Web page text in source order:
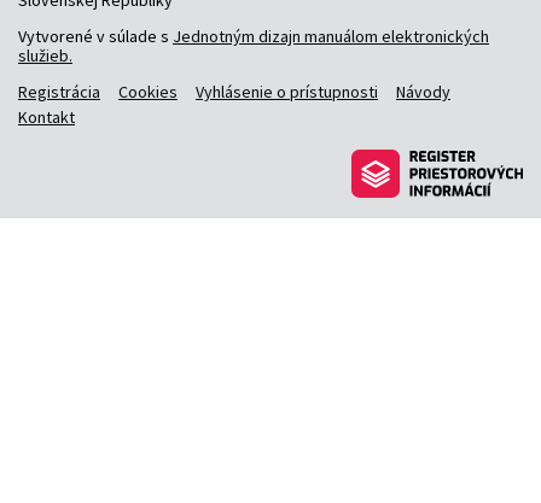
Vytvorené v súlade s Jednotným dizajn manuálom elektronických
služieb.
Registrácia
Cookies Vyhlásenie o prístupnosti
Návody
Kontakt